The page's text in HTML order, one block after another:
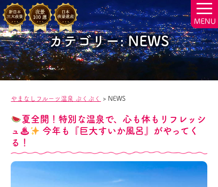
カテゴリー:NEWS
やまなしフルーツ温泉 ぷくぷく > NEWS
夏全開！特別な温泉で、心も体もリフレッシ
ュ♨
今年も『巨大すいか風呂』がやってく
る！